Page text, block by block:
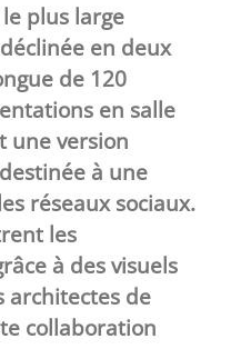
plus large
en deux
de 120
en salle
une version
à une
réseaux sociaux.
les
à des visuels
architectes de
collaboration